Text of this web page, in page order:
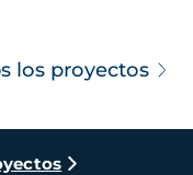
los proyectos